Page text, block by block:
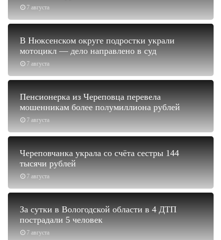
7 августа
7 августа
В Нюксенском округе подростки украли
мотоцикл — дело направлено в суд
7 августа
Пенсионерка из Череповца перевела
мошенникам более полумиллиона рублей
7 августа
Череповчанка украла со счёта сестры 144
тысячи рублей
7 августа
За сутки в Вологодской области в 4 ДТП
пострадали 5 человек